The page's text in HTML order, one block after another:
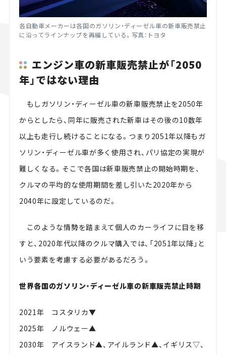
各自動車メーカーは各国のガソリン・ディーゼル車の新車販売禁止
に沿ってラインナップを再編している。写真：トヨタ
エンジン車の新車販売禁止が「2050
年」ではない理由
もしガソリン・ディーゼル車の新車販売禁止を2050年
からとしたら、同年に販売された新車はその後の10数年
以上も走行し続けることになる。つまり 2051年以降もガ
ソリン・ディーゼル車が多く使用され、パリ協定の実現が
難しくなる。そこで各国は新車販売禁止の開始時期を、
クルマの平均的な使用期間を差し引いた2020年から
2040年に設定しているのだ。
このような情勢を踏まえて個人のカーライフに目を移
すと、 2020年代以降のクルマ購入では、「2051年以降」と
いう要素を考慮する必要があるだろう。
世界各国のガソリン・ディーゼル車の新車販売禁止時期
2021年 コスタリカ▼
2025年 ノルウェー▲
2030年 アイスランド▲、アイルランド▲、イギリス▽、